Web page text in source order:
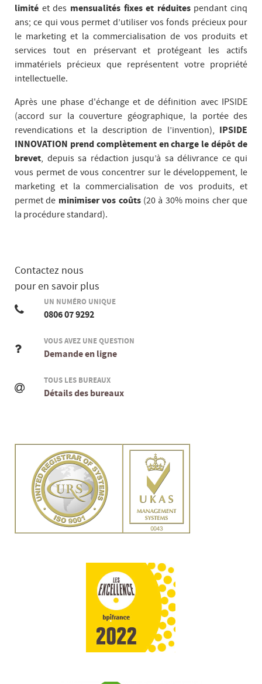
limité et des mensualités fixes et réduitespendant cinq
ans; ce qui vous permet d’utiliser vos fonds précieux pour
le marketing et la commercialisation de vos produits et
services tout en préservant et protégeant les actifs
immatériels précieux que représentent votre propriété
intellectuelle.
Après une phase d'échange et de définition avec IPSIDE
(accord sur la couverture géographique, la portée des
revendications et la description de l’invention), IPSIDE
INNOVATION prend complètement en charge le dépôt de
brevet, depuis sa rédaction jusqu’à sa délivrance ce qui
vous permet de vous concentrer sur le développement, le
marketing et la commercialisation de vos produits, et
permet de minimiser vos coûts(20 à 30% moins cher que
la procédure standard).
Contactez nous
pour en savoir plus
UN NUMÉRO UNIQUE
0806 07 9292
VOUS AVEZ UNE QUESTION
Demande en ligne
TOUS LES BUREAUX
Détails des bureaux